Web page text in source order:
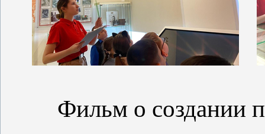
Фильм о создании